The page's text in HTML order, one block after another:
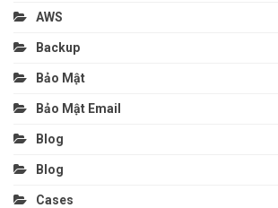
AWS
Backup
Bảo Mật
Bảo Mật Email
Blog
Blog
Cases